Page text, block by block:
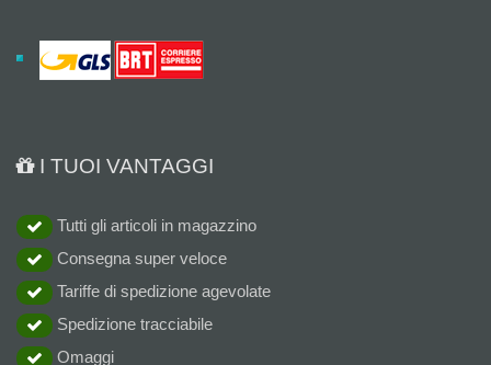
I TUOI VANTAGGI
Tutti gli articoli in magazzino
Consegna super veloce
Tariffe di spedizione agevolate
Spedizione tracciabile
Omaggi